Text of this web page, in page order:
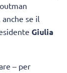
se il
Giulia
– per